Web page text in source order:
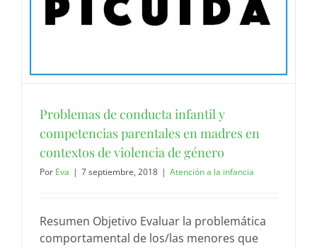
Problemas de conducta infantil y
competencias parentales en madres en
contextos de violencia de género
Por Eva | 7 septiembre, 2018 | Atención a la infancia
Resumen Objetivo Evaluar la problemática
comportamental de los/las menores que